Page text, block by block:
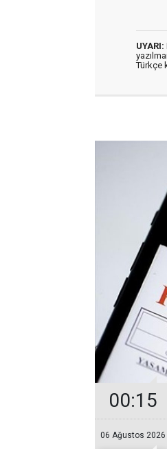
UYARI:
Türkçe
00:15
06 Ağustos 2026